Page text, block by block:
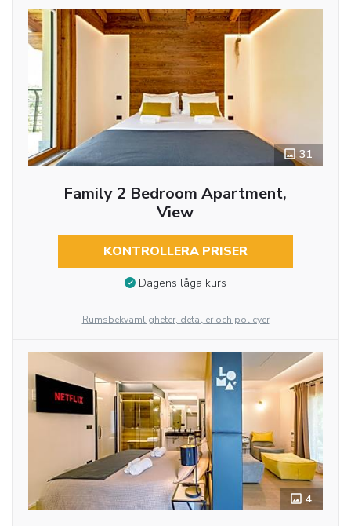
31
Family 2 Bedroom Apartment,
View
KONTROLLERA PRISER
Dagens låga kurs
Rumsbekvämligheter, detaljer och policyer
4